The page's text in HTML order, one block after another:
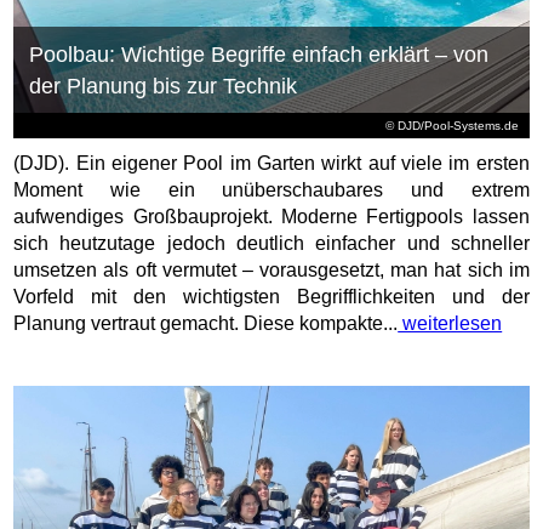
© DJD/Pool-Systems.de
Poolbau: Wichtige Begriffe einfach erklärt – von
der Planung bis zur Technik
(DJD). Ein eigener Pool im Garten wirkt auf viele im ersten
Moment wie ein unüberschaubares und extrem
aufwendiges Großbauprojekt. Moderne Fertigpools lassen
sich heutzutage jedoch deutlich einfacher und schneller
umsetzen als oft vermutet – vorausgesetzt, man hat sich im
Vorfeld mit den wichtigsten Begrifflichkeiten und der
Planung vertraut gemacht. Diese kompakte... weiterlesen